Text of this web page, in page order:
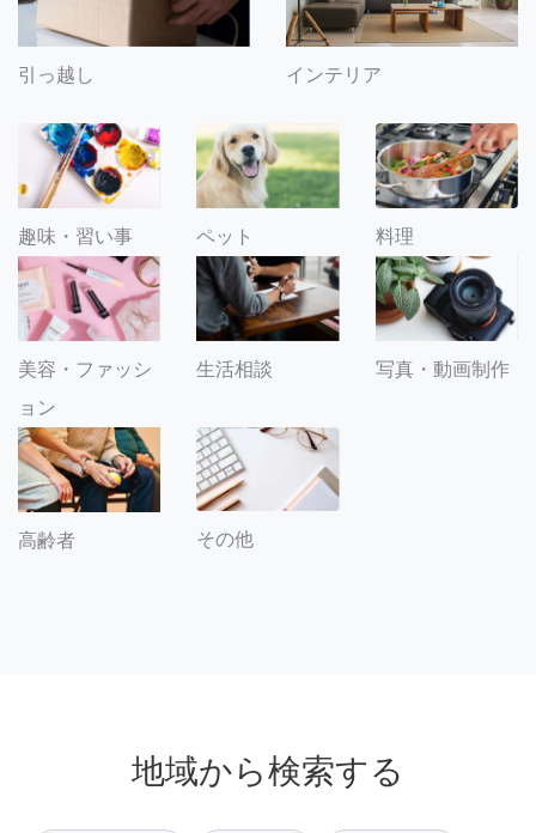
引っ越し インテリア
趣味・習い事 ペット 料理
美容・ファッシ
ョン
生活相談 写真・動画制作
高齢者 その他
地域から検索する